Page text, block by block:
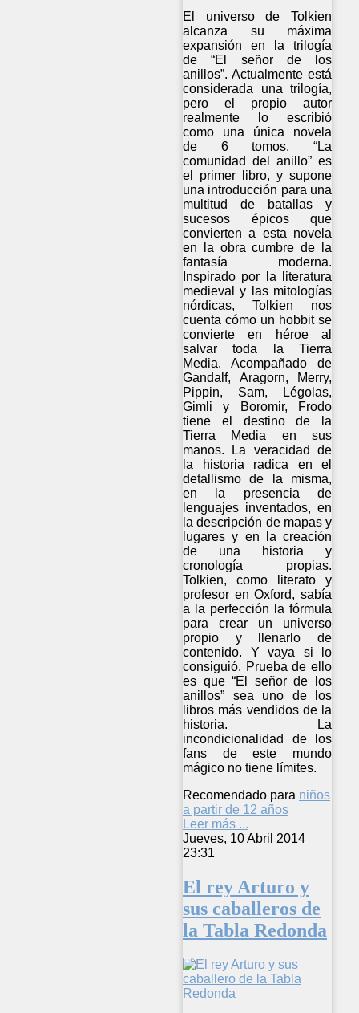
El universo de Tolkien
alcanza su máxima
expansión en la trilogía
de “El señor de los
anillos”. Actualmente está
considerada una trilogía,
pero el propio autor
realmente lo escribió
como una única novela
de 6 tomos. “La
comunidad del anillo” es
el primer libro, y supone
una introducción para una
multitud de batallas y
sucesos épicos que
convierten a esta novela
en la obra cumbre de la
fantasía moderna.
Inspirado por la literatura
medieval y las mitologías
nórdicas, Tolkien nos
cuenta cómo un hobbit se
convierte en héroe al
salvar toda la Tierra
Media. Acompañado de
Gandalf, Aragorn, Merry,
Pippin, Sam, Légolas,
Gimli y Boromir, Frodo
tiene el destino de la
Tierra Media en sus
manos. La veracidad de
la historia radica en el
detallismo de la misma,
en la presencia de
lenguajes inventados, en
la descripción de mapas y
lugares y en la creación
de una historia y
cronología propias.
Tolkien, como literato y
profesor en Oxford, sabía
a la perfección la fórmula
para crear un universo
propio y llenarlo de
contenido. Y vaya si lo
consiguió. Prueba de ello
es que “El señor de los
anillos” sea uno de los
libros más vendidos de la
historia. La
incondicionalidad de los
fans de este mundo
mágico no tiene límites.
Recomendado para niños
a partir de 12 años
Leer más ...
Jueves, 10 Abril 2014
23:31
El rey Arturo y
sus caballeros de
la Tabla Redonda